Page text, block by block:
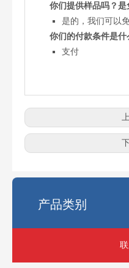
你们提供样品吗？是
是的，我们可以
你们的付款条件是什
支付
产品类别
电锯最常见的链条尺寸是多少
选择正确的链锯链条尺寸可